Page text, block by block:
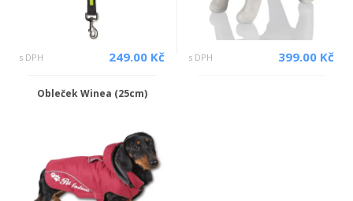
s DPH 249.00 Kč s DPH 399.00 Kč
Obleček Winea (25cm)